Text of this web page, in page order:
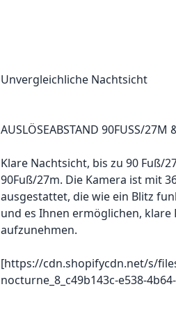
Unvergleichliche Nachtsicht
AUSLÖSEABSTAND 90FUSS/27M
Klare Nachtsicht, bis zu 90 Fuß/
90Fuß/27m. Die Kamera ist mit
ausgestattet, die wie ein Blitz
und es Ihnen ermöglichen, klare
aufzunehmen.
[https://cdn.shopifycdn.net/s/
nocturne_8_c49b143c-e538-